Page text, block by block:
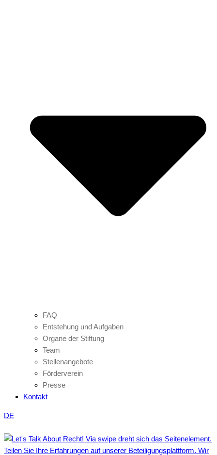
FAQ
Entstehung und Aufgaben
Organe der Stiftung
Team
Stellenangebote
Förderverein
Presse
Kontakt
DE
Teilen Sie Ihre Erfahrungen auf unserer Beteiligungsplattform. Wir